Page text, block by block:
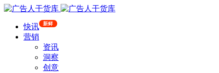
快讯 新鲜
营销
资讯
洞察
创意